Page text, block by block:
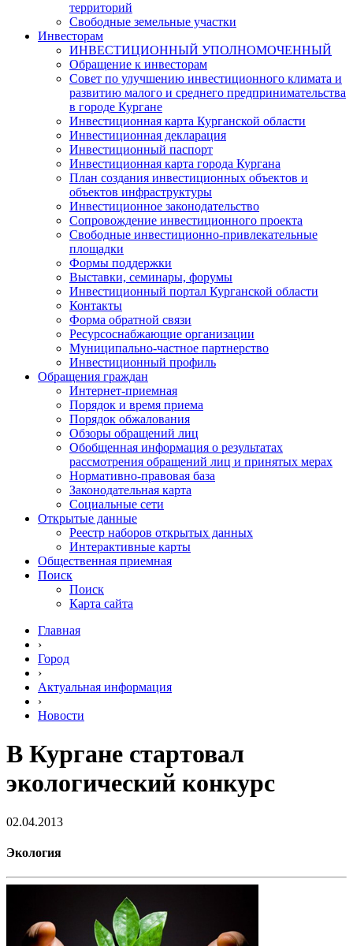
территорий
Свободные земельные участки
Инвесторам
ИНВЕСТИЦИОННЫЙ УПОЛНОМОЧЕННЫЙ
Обращение к инвесторам
Совет по улучшению инвестиционного климата и
развитию малого и среднего предпринимательства
в городе Кургане
Инвестиционная карта Курганской области
Инвестиционная декларация
Инвестиционный паспорт
Инвестиционная карта города Кургана
План создания инвестиционных объектов и
объектов инфраструктуры
Инвестиционное законодательство
Сопровождение инвестиционного проекта
Свободные инвестиционно-привлекательные
площадки
Формы поддержки
Выставки, семинары, форумы
Инвестиционный портал Курганской области
Контакты
Форма обратной связи
Ресурсоснабжающие организации
Муниципально-частное партнерство
Инвестиционный профиль
Обращения граждан
Интернет-приемная
Порядок и время приема
Порядок обжалования
Обзоры обращений лиц
Обобщенная информация о результатах
рассмотрения обращений лиц и принятых мерах
Нормативно-правовая база
Законодательная карта
Социальные сети
Открытые данные
Реестр наборов открытых данных
Интерактивные карты
Общественная приемная
Поиск
Поиск
Карта сайта
Главная
›
Город
›
Актуальная информация
›
Новости
В Кургане стартовал
экологический конкурс
02.04.2013
Экология